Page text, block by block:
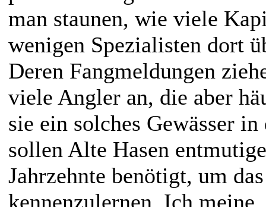
man staunen, wie viele
wenigen Spezialisten dort
Deren Fangmeldungen
viele Angler an, die aber
sie ein solches Gewässer
sollen Alte Hasen
Jahrzehnte benötigt, um
kennenzulernen. Ich